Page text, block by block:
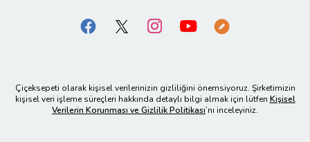
Çiçeksepeti olarak kişisel verilerinizin gizliliğini önemsiyoruz. Şirketimizin
kişisel veri işleme süreçleri hakkında detaylı bilgi almak için lütfen Kişisel
Verilerin Korunması ve Gizlilik Politikası’nı inceleyiniz.